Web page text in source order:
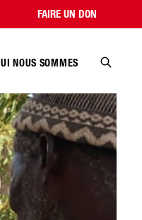
par pays
FAIRE UN DON
NOUS SOMMES